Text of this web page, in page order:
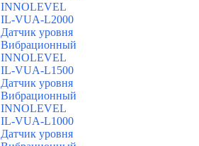
INNOLEVEL
IL-VUA-L2000
Датчик уровня
Вибрационный
INNOLEVEL
IL-VUA-L1500
Датчик уровня
Вибрационный
INNOLEVEL
IL-VUA-L1000
Датчик уровня